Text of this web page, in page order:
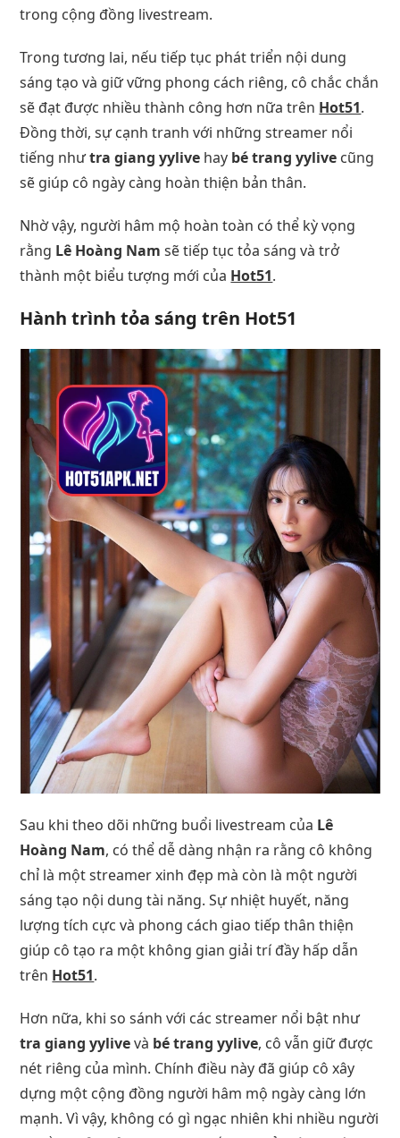
trong cộng đồng livestream.
Trong tương lai, nếu tiếp tục phát triển nội dung
sáng tạo và giữ vững phong cách riêng, cô chắc chắn
sẽ đạt được nhiều thành công hơn nữa trên Hot51.
Đồng thời, sự cạnh tranh với những streamer nổi
tiếng nhưtra giang yylive hay bé trang yylive cũng
sẽ giúp cô ngày càng hoàn thiện bản thân.
Nhờ vậy, người hâm mộ hoàn toàn có thể kỳ vọng
rằng Lê Hoàng Nam sẽ tiếp tục tỏa sáng và trở
thành một biểu tượng mới của Hot51.
Hành trình tỏa sáng trên Hot51
Sau khi theo dõi những buổi livestream của Lê
Hoàng Nam, có thể dễ dàng nhận ra rằng cô không
chỉ là một streamer xinh đẹp mà còn là một người
sáng tạo nội dung tài năng. Sự nhiệt huyết, năng
lượng tích cực và phong cách giao tiếp thân thiện
giúp cô tạo ra một không gian giải trí đầy hấp dẫn
trên Hot51.
Hơn nữa, khi so sánh với các streamer nổi bật như
tra giang yylivevà bé trang yylive, cô vẫn giữ được
nét riêng của mình. Chính điều này đã giúp cô xây
dựng một cộng đồng người hâm mộ ngày càng lớn
mạnh. Vì vậy, không có gì ngạc nhiên khi nhiều người